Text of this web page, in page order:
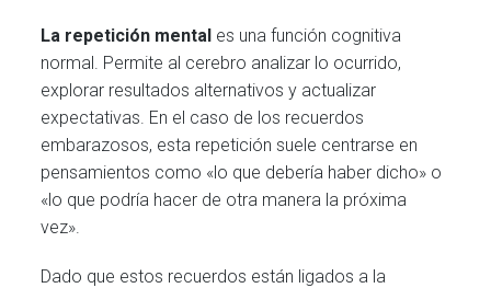
La repetición mental es una función cognitiva
normal. Permite al cerebro analizar lo ocurrido,
explorar resultados alternativos y actualizar
expectativas. En el caso de los recuerdos
embarazosos, esta repetición suele centrarse en
pensamientos como «lo que debería haber dicho» o
«lo que podría hacer de otra manera la próxima
vez».
Dado que estos recuerdos están ligados a la